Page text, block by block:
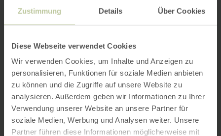
Zustimmung Details Über Cookies
Diese Webseite verwendet Cookies
Wir verwenden Cookies, um Inhalte und Anzeigen zu
personalisieren, Funktionen für soziale Medien anbieten
zu können und die Zugriffe auf unsere Website zu
analysieren. Außerdem geben wir Informationen zu Ihrer
Verwendung unserer Website an unsere Partner für
soziale Medien, Werbung und Analysen weiter. Unsere
Partner führen diese Informationen möglicherweise mit